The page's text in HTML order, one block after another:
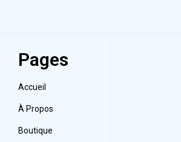
Pages
Accueil
À Propos
Boutique